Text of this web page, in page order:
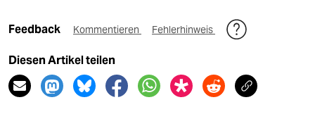
Feedback Kommentieren Fehlerhinweis
Diesen Artikel teilen